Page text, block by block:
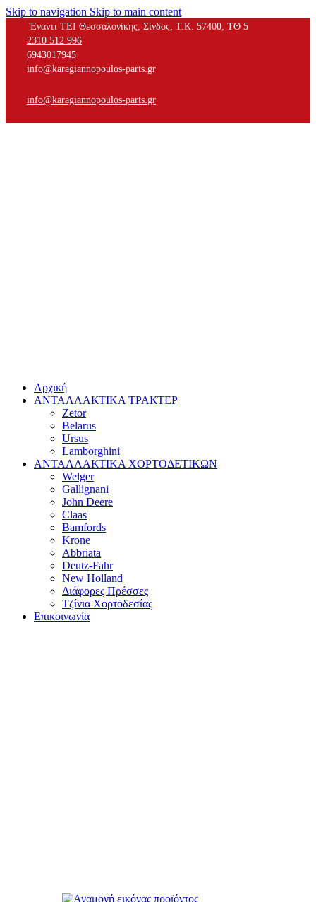
Skip to navigation Skip to main content
Έναντι ΤΕΙ Θεσσαλονίκης, Σίνδος, Τ.Κ. 57400, ΤΘ 5
2310 512 996
6943017945
info@karagiannopoulos-parts.gr
info@karagiannopoulos-parts.gr
Αρχική
ΑΝΤΑΛΛΑΚΤΙΚΑ ΤΡΑΚΤΕΡ
Zetor
Belarus
Ursus
Lamborghini
ΑΝΤΑΛΛΑΚΤΙΚΑ ΧΟΡΤΟΔΕΤΙΚΩΝ
Welger
Gallignani
John Deere
Claas
Bamfords
Krone
Abbriata
Deutz-Fahr
New Holland
Διάφορες Πρέσσες
Τζίνια Χορτοδεσίας
Επικοινωνία